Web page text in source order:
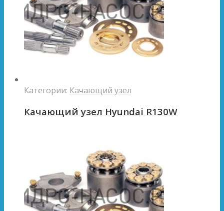
Категории: Качающий узел
Качающий узел Hyundai R130W